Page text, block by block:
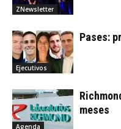
ZNewsletter
Ejecutivos
Pases:
Agenda
meses